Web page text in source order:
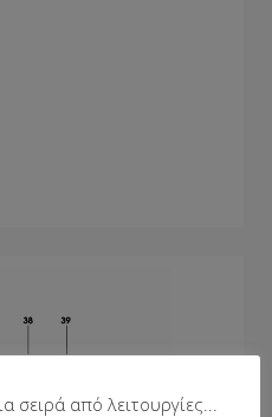
σειρά από λειτουργίες...